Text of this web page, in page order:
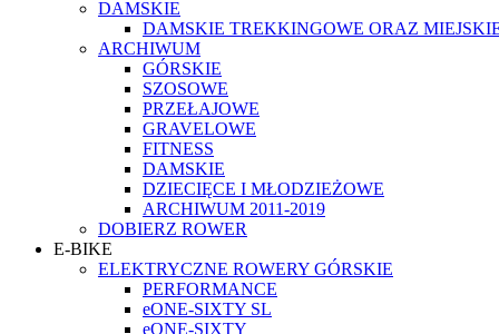
DAMSKIE
DAMSKIE TREKKINGOWE ORAZ
ARCHIWUM
GÓRSKIE
SZOSOWE
PRZEŁAJOWE
GRAVELOWE
FITNESS
DAMSKIE
DZIECIĘCE I MŁODZIEŻOWE
ARCHIWUM 2011-2019
DOBIERZ ROWER
E-BIKE
ELEKTRYCZNE ROWERY GÓRSKIE
PERFORMANCE
eONE-SIXTY SL
eONE-SIXTY